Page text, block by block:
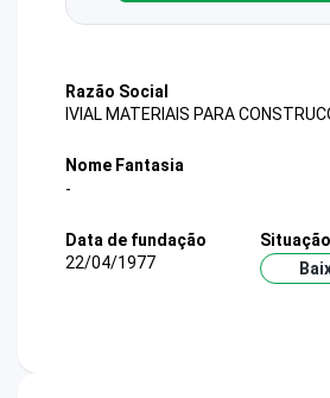
Razão Social
IVIAL MATERIAIS PARA
Nome Fantasia
-
Data de fundação
22/04/1977